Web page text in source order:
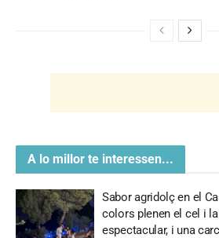
A lo millor te interessen...
Sabor agridolç en el
colors plenen el cel i
espectacular, i una